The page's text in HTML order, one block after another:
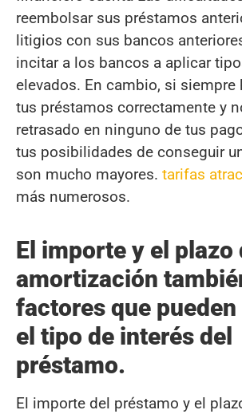
reembolsar sus préstamos
litigios con sus bancos
incitar a los bancos a aplicar
elevados. En cambio, si siempre
tus préstamos correctamente y
retrasado en ninguno de tus
tus posibilidades de conseguir
son mucho mayores. tarifas
más numerosos.
El importe y el plazo
amortización
factores que
el tipo de interés del
préstamo.
El importe del préstamo y el